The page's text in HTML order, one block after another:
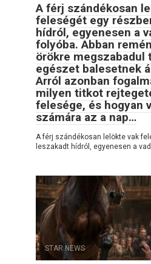
A férj szándékosan
feleségét egy
hídról, egyenesen a
folyóba. Abban
örökre megszabadul
egészet balesetnek
Arról azonban
milyen titkot
felesége, és hogyan
számára az a nap…
A férj szándékosan lelökte vak
leszakadt hídról, egyenesen a
STAR NEWS